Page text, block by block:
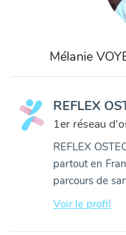
Mélanie
REFLEX
1er réseau
REFLEX
partout en
parcours de
Voir le profil